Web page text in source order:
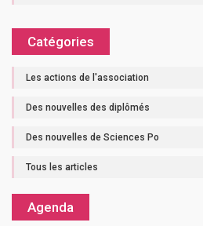
Catégories
Les actions de l'association
Des nouvelles des diplômés
Des nouvelles de Sciences Po
Tous les articles
Agenda